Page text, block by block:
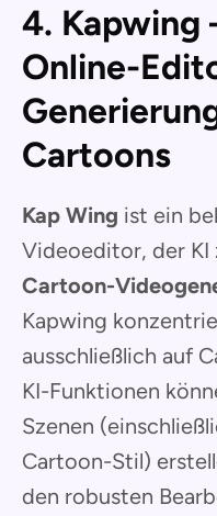
4.
Online-
Cartoons
Kap Wing ist ein
Videoeditor, der KI
Cartoon-
Kapwing
ausschließlich auf
KI-Funktionen
Szenen
Cartoon-Stil)
den robusten